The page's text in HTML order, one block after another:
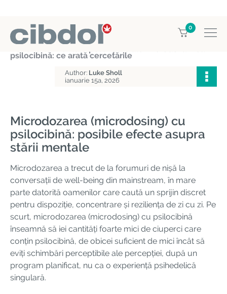
0
Home
Education
psilocibină: ce arată cercetările
Author: Luke Sholl
ianuarie 15a, 2026
Microdozarea (microdosing) cu
psilocibină: posibile efecte asupra
stării mentale
Microdozarea a trecut de la forumuri de nișă la
conversații de well-being din mainstream, în mare
parte datorită oamenilor care caută un sprijin discret
pentru dispoziție, concentrare și reziliența de zi cu zi. Pe
scurt, microdozarea (microdosing) cu psilocibină
înseamnă să iei cantități foarte mici de ciuperci care
conțin psilocibină, de obicei suficient de mici încât să
eviți schimbări perceptibile ale percepției, după un
program planificat, nu ca o experiență psihedelică
singulară.